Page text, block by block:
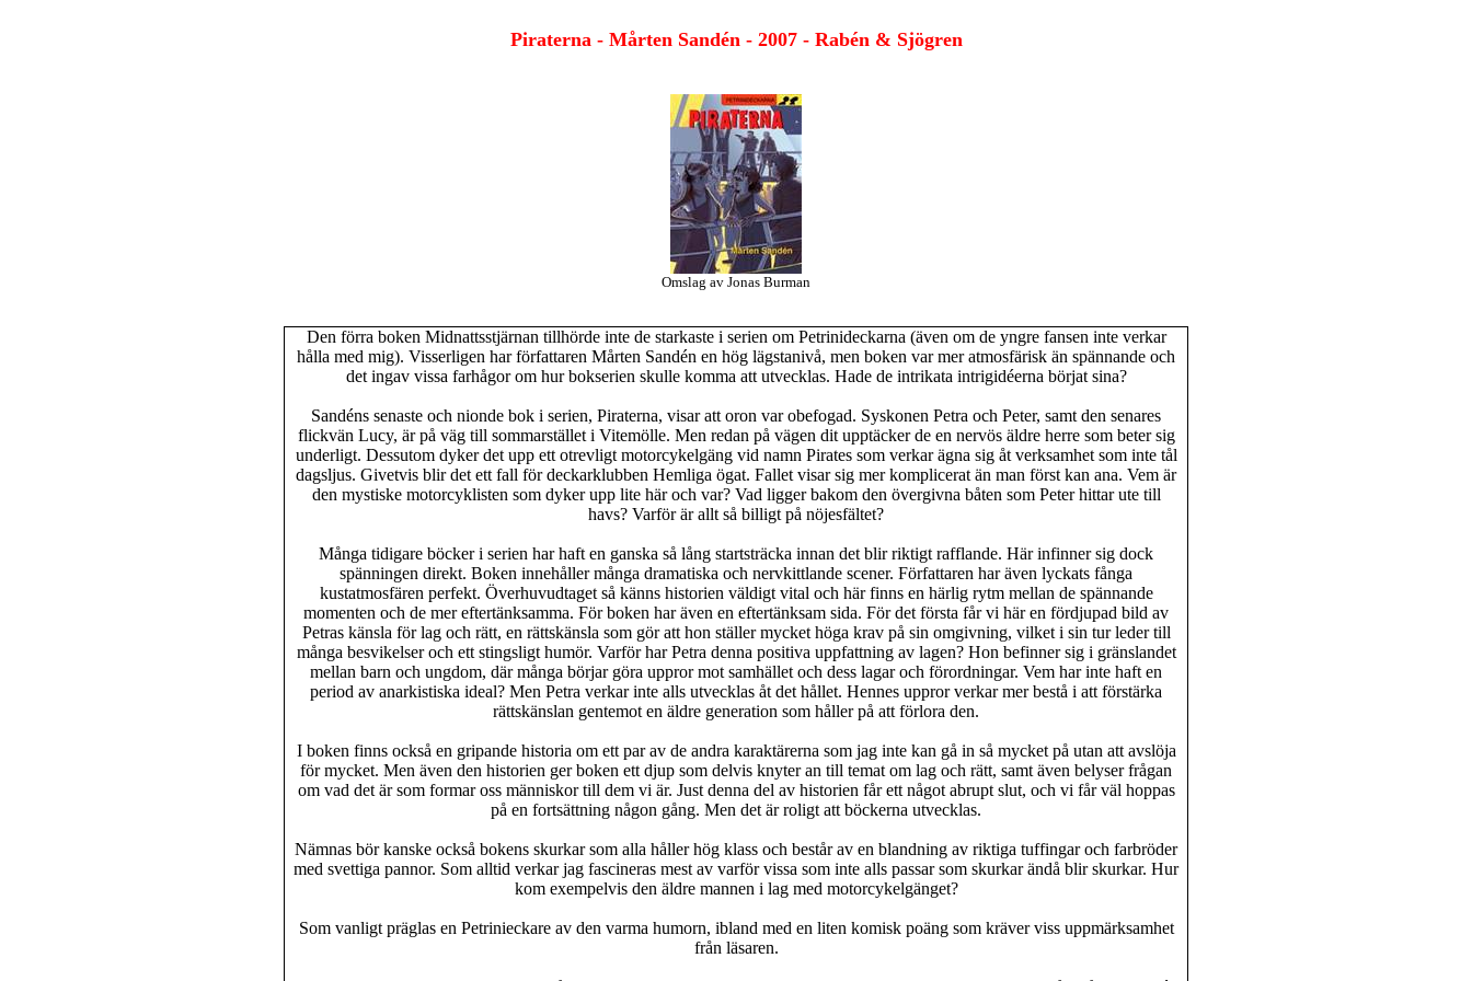
Piraterna - Mårten Sandén - 2007 - Rabén & Sjögren
Omslag av Jonas Burman
Den förra boken Midnattsstjärnan tillhörde inte de starkaste i serien om Petrinideckarna (även om de yngre fansen inte verkar
hålla med mig). Visserligen har författaren Mårten Sandén en hög lägstanivå, men boken var mer atmosfärisk än spännande och
det ingav vissa farhågor om hur bokserien skulle komma att utvecklas. Hade de intrikata intrigidéerna börjat sina?
Sandéns senaste och nionde bok i serien, Piraterna, visar att oron var obefogad. Syskonen Petra och Peter, samt den senares
flickvän Lucy, är på väg till sommarstället i Vitemölle. Men redan på vägen dit upptäcker de en nervös äldre herre som beter sig
underligt. Dessutom dyker det upp ett otrevligt motorcykelgäng vid namn Piratessom verkar ägna sig åt verksamhet som inte tål
dagsljus. Givetvis blir det ett fall för deckarklubben Hemliga ögat. Fallet visar sig mer komplicerat än man först kan ana. Vem är
den mystiske motorcyklisten som dyker upp lite här och var? Vad ligger bakom den övergivna båten som Peter hittar ute till
havs? Varför är allt så billigt på nöjesfältet?
Många tidigare böcker i serien har haft en ganska så lång startsträcka innan det blir riktigt rafflande. Här infinner sig dock
spänningen direkt. Boken innehåller många dramatiska och nervkittlande scener. Författaren har även lyckats fånga
kustatmosfären perfekt. Överhuvudtaget så känns historien väldigt vital och här finns en härlig rytm mellan de spännande
momenten och de mer eftertänksamma. För boken har även en eftertänksam sida. För det första får vi här en fördjupad bild av
Petras känsla för lag och rätt, en rättskänsla som gör att hon ställer mycket höga krav på sin omgivning, vilket i sin tur leder till
många besvikelser och ett stingsligt humör. Varför har Petra denna positiva uppfattning av lagen? Hon befinner sig i gränslandet
mellan barn och ungdom, där många börjar göra uppror mot samhället och dess lagar och förordningar. Vem har inte haft en
period av anarkistiska ideal? Men Petra verkar inte alls utvecklas åt det hållet. Hennes uppror verkar mer bestå i att förstärka
rättskänslan gentemot en äldre generation som håller på att förlora den.
I boken finns också en gripande historia om ett par av de andra karaktärerna som jag inte kan gå in så mycket på utan att avslöja
för mycket. Men även den historien ger boken ett djup som delvis knyter an till temat om lag och rätt, samt även belyser frågan
om vad det är som formar oss människor till dem vi är. Just denna del av historien får ett något abrupt slut, och vi får väl hoppas
på en fortsättning någon gång. Men det är roligt att böckerna utvecklas.
Nämnas bör kanske också bokens skurkar som alla håller hög klass och består av en blandning av riktiga tuffingar och farbröder
med svettiga pannor. Som alltid verkar jag fascineras mest av varför vissa som inte alls passar som skurkar ändå blir skurkar. Hur
kom exempelvis den äldre mannen i lag med motorcykelgänget?
Som vanligt präglas en Petrinieckareav den varma humorn, ibland med en liten komisk poäng som kräver viss uppmärksamhet
från läsaren.